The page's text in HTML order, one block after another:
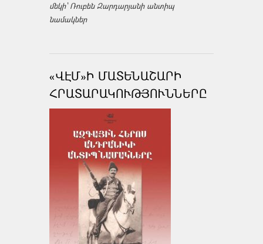
մեկի՝ Ռուբեն Զարդարյանի անտիպ
նամակներ
«ՎԷՄ»Ի ՄԱՏԵՆԱՇԱՐԻ
ՀՐԱՏԱՐԱԿՈՒԹՅՈՒՆՆԵՐԸ